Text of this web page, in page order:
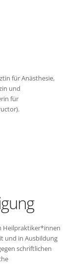
für Anästhesie,
und
für
Heilpraktiker*innen
und in Ausbildung
schriftlichen